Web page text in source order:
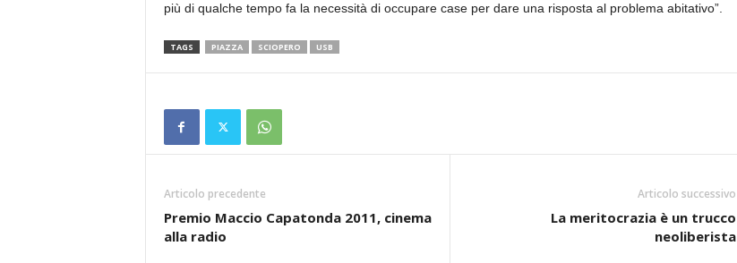
più di qualche tempo fa la necessità di occupare case per dare una risposta al problema abitativo”.
TAGS PIAZZA SCIOPERO USB
Articolo precedente
Premio Maccio Capatonda 2011, cinema
alla radio
Articolo successivo
La meritocrazia è un trucco
neoliberista